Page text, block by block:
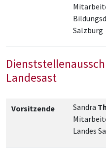
Salzburg
Landesast
Vorsitzende Sandra
Landes